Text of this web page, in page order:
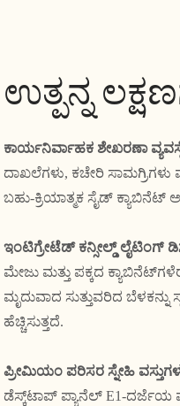
ಉತ್ಪನ್ನ
ಕಾರ್ಯನಿರ್ವಾಹಕ ಶೇಖರಣಾ
ದಾಖಲೆಗಳು, ಕಚೇರಿ ಸಾಮಗ್ರಿಗಳು
ಬಹು-ಕ್ರಿಯಾತ್ಮಕ ಸೈಡ್ ಕ್ಯಾಬಿನೆಟ್
ಇಂಟಿಗ್ರೇಟೆಡ್ ಕನ್ಸೀಲ್ಡ್ ಲೈಟಿಂಗ್
ಮೇಜು ಮತ್ತು ಪಕ್ಕದ
ಮೃದುವಾದ ಸುತ್ತುವರಿದ
ಹೆಚ್ಚಿಸುತ್ತದೆ.
ಪ್ರೀಮಿಯಂ ಪರಿಸರ ಸ್ನೇಹಿ
ಡೆಸ್ಕ್‌ಟಾಪ್ ಪ್ಯಾನೆಲ್ E1-ದರ್ಜೆಯ